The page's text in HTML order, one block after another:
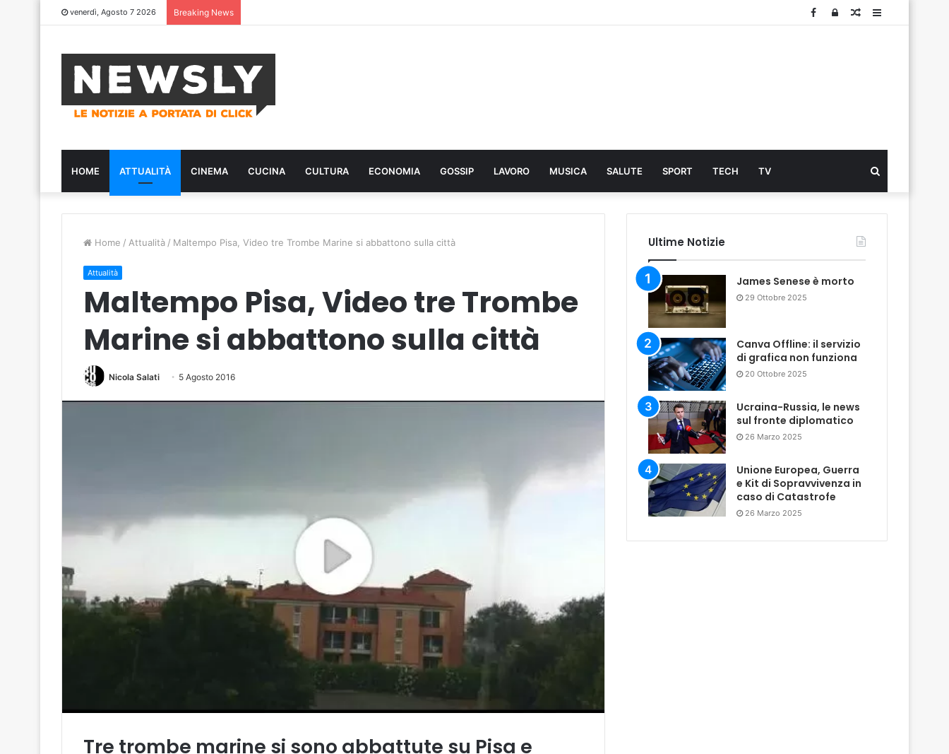
venerdì, Agosto 7 2026 Breaking News Sidebar
Articolo
Log
Facebook
HOME ATTUALITÀ CINEMA CUCINA CULTURA ECONOMIA GOSSIP LAVORO MUSICA SALUTE SPORT TECH TV
...
Home / Attualità / Maltempo Pisa, Video tre Trombe Marine si abbattono sulla città
Attualità
Maltempo Pisa, Video tre Trombe
Marine si abbattono sulla città
Nicola Salati 5 Agosto 2016
Tre trombe marine si sono abbattute su Pisa e
Ultime Notizie
James Senese è morto
29 Ottobre 2025
Canva Offline: il servizio
di grafica non funziona
20 Ottobre 2025
Ucraina-Russia, le news
sul fronte diplomatico
26 Marzo 2025
Unione Europea, Guerra
e Kit di Sopravvivenza in
caso di Catastrofe
26 Marzo 2025